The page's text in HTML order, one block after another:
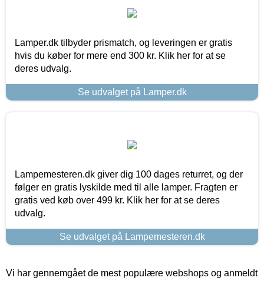
Lamper.dk tilbyder prismatch, og leveringen er gratis
hvis du køber for mere end 300 kr. Klik her for at se
deres udvalg.
Se udvalget på Lamper.dk
Lampemesteren.dk giver dig 100 dages returret, og der
følger en gratis lyskilde med til alle lamper. Fragten er
gratis ved køb over 499 kr. Klik her for at se deres
udvalg.
Se udvalget på Lampemesteren.dk
Vi har gennemgået de mest populære webshops og anmeldt